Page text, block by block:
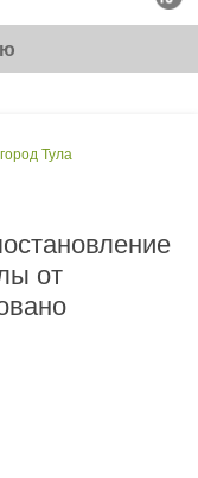
Тула
от